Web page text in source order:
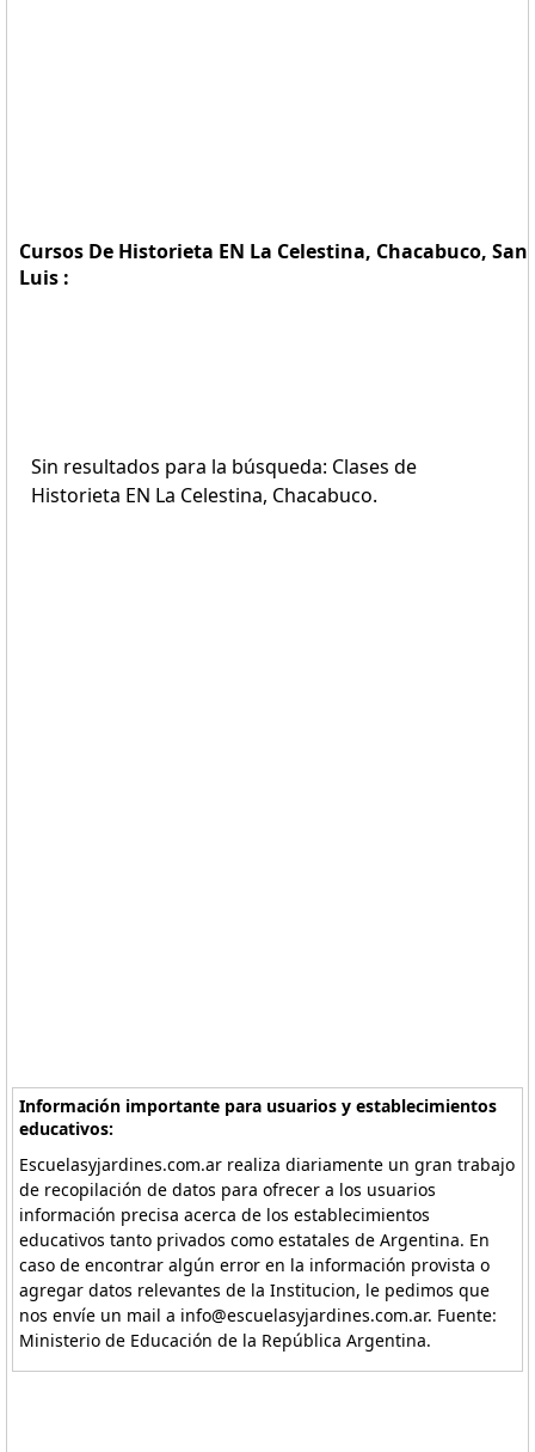
Cursos De Historieta EN La Celestina, Chacabuco, San
Luis :
Sin resultados para la búsqueda: Clases de
Historieta EN La Celestina, Chacabuco.
Información importante para usuarios y establecimientos
educativos:
Escuelasyjardines.com.ar realiza diariamente un gran trabajo
de recopilación de datos para ofrecer a los usuarios
información precisa acerca de los establecimientos
educativos tanto privados como estatales de Argentina. En
caso de encontrar algún error en la información provista o
agregar datos relevantes de la Institucion, le pedimos que
nos envíe un mail a info@escuelasyjardines.com.ar. Fuente:
Ministerio de Educación de la República Argentina.